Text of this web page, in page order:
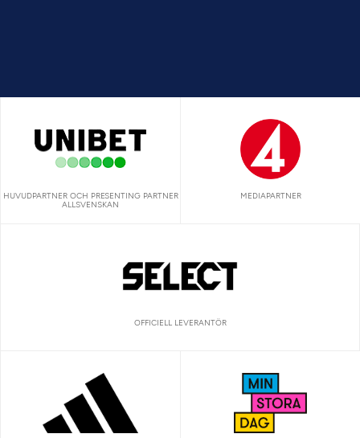
HUVUDPARTNER OCH PRESENTING PARTNER
ALLSVENSKAN
MEDIAPARTNER
OFFICIELL LEVERANTÖR